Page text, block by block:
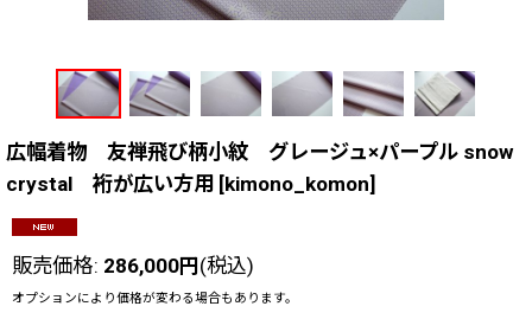
広幅着物 友禅飛び柄小紋 グレージュ×パープル snow
crystal 裄が広い方用 [kimono_komon]
販売価格: 286,000円(税込)
オプションにより価格が変わる場合もあります。